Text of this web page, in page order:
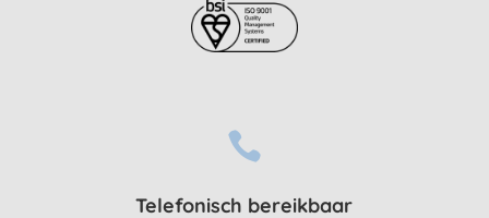

Telefonisch bereikbaar